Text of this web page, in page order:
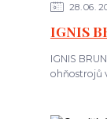
28 06
IGNIS
IGNIS
ohňostrojů